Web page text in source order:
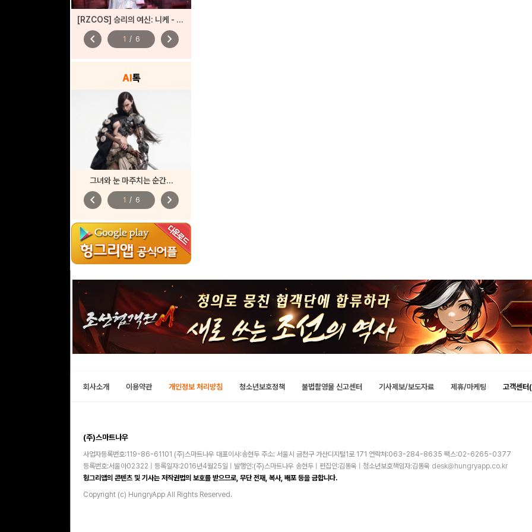
[RZCOS] 승리의 여신: 니케 - 바이퍼 (Model. 시루)
chevron_left 1 / 6 chevron_right
AI톡
그녀와 눈 마주치는 순간...
chevron_left 1 / 6 chevron_right
회사소개 이용약관 개인정보 처리방침 청소년보호정책 불법촬영물 신고센터 기사제보/보도자료 제휴/마케팅 고객센
(주)스마트나우
사업자등록번호:119-86-61101 (주)스마트나우 대표이사:송현두 주소: 서울시 금천구 가산디지털1로 171 연락처:063-284-8635 팩스:02-6265-0377
등록번호:서울아02322 | 등록일자:2016년4월25일 | 발행인:(주)스마트나우 송현두 | 편집인:김동욱 | 청소년보호책임자:김동욱 desk@hungryapp.co.kr
헝그리앱의 콘텐츠 및 기사는 저작권법의 보호를 받으므로, 무단 전재, 복사, 배포 등을 금합니다.
Copyright (c) HungryApp All Rights Reserved.